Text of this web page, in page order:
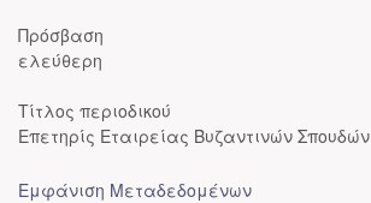
Πρόσβαση
ελεύθερη
Τίτλος περιοδικού
Επετηρίς Εταιρείας Βυζαντινών Σπουδών
Εμφάνιση Μεταδεδομένων